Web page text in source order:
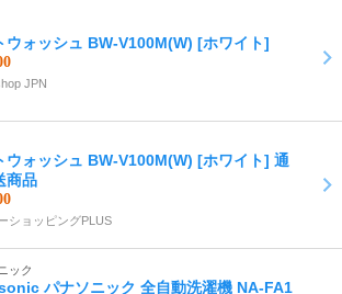
ウォッシュ BW-V100M(W) [ホワイト]
JPN
ウォッシュ BW-V100M(W) [ホワイト] 通
商品
ショッピングPLUS
ック
パナソニック 全自動洗濯機 NA-FA1